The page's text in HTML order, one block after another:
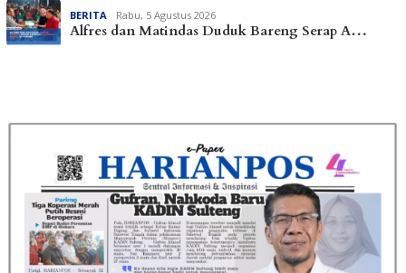
BERITA Rabu, 5 Agustus 2026
Alfres dan Matindas Duduk Bareng Serap A…